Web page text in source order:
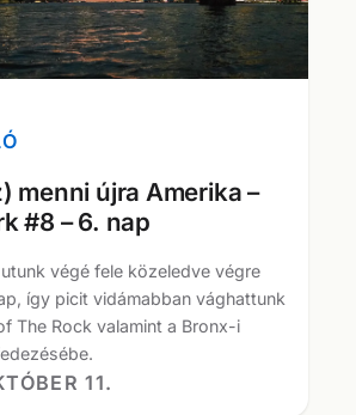
menni újra Amerika –
#8 – 6. nap
végé fele közeledve végre
így picit vidámabban vághattunk
The Rock valamint a Bronx-i
11.